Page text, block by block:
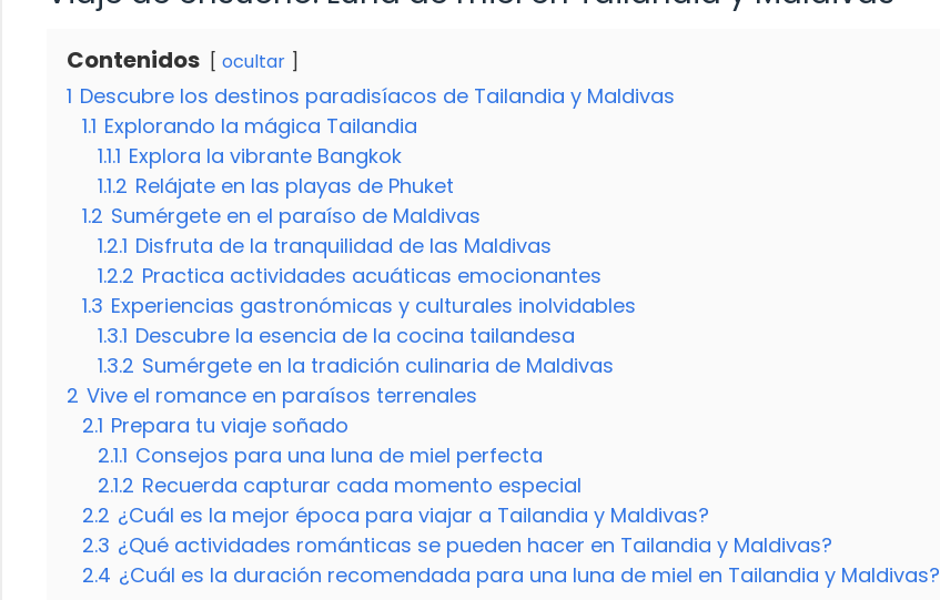
Contenidos ocultar
1 Descubre los destinos paradisíacos de Tailandia y Maldivas
1.1 Explorando la mágica Tailandia
1.1.1 Explora la vibrante Bangkok
1.1.2 Relájate en las playas de Phuket
1.2 Sumérgete en el paraíso de Maldivas
1.2.1 Disfruta de la tranquilidad de las Maldivas
1.2.2 Practica actividades acuáticas emocionantes
1.3 Experiencias gastronómicas y culturales inolvidables
1.3.1 Descubre la esencia de la cocina tailandesa
1.3.2 Sumérgete en la tradición culinaria de Maldivas
2 Vive el romance en paraísos terrenales
2.1 Prepara tu viaje soñado
2.1.1 Consejos para una luna de miel perfecta
2.1.2 Recuerda capturar cada momento especial
2.2 ¿Cuál es la mejor época para viajar a Tailandia y Maldivas?
2.3 ¿Qué actividades románticas se pueden hacer en Tailandia y Maldivas?
2.4 ¿Cuál es la duración recomendada para una luna de miel en Tailandia y Maldivas?